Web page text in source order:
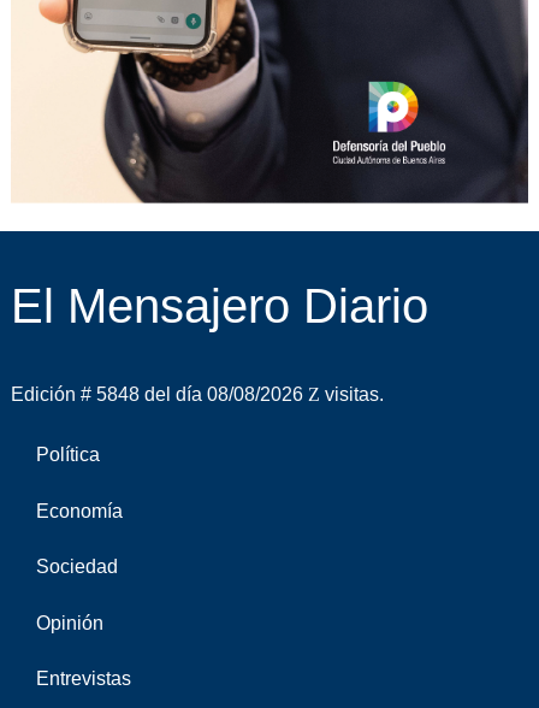
El Mensajero Diario
Edición # 5848 del día 08/08/2026 visitas.
Política
Economía
Sociedad
Opinión
Entrevistas